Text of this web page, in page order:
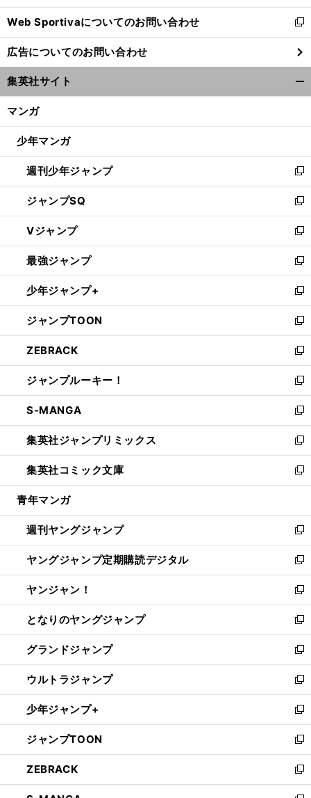
開
く
Web Sportivaについてのお問い合わせ
新
し
い
ウ
ィ
ン
ウ
開
く
広告についてのお問い合わせ
集英社サイト
マンガ
少年マンガ
週刊少年ジャンプ
新
し
い
ウ
ィ
ン
ド
ウ
で
開
く
ジャンプSQ
新
し
い
ウ
ィ
ン
ド
ウ
で
開
く
Vジャンプ
新
し
い
ウ
ィ
ン
ド
ウ
で
開
く
最強ジャンプ
新
し
い
ウ
ィ
ン
ド
ウ
で
開
く
少年ジャンプ+
新
し
い
ウ
ィ
ン
ド
ウ
で
開
く
ジャンプTOON
新
し
い
ウ
ィ
ン
ド
ウ
で
開
く
ZEBRACK
新
し
い
ウ
ィ
ン
ド
ウ
で
開
ジャンプルーキー！
新
し
い
ウ
ィ
ン
ド
ウ
開
く
S-MANGA
新
し
い
ウ
ィ
ン
ウ
で
開
く
集英社ジャンプリミックス
新
し
い
ウ
ン
ド
ウ
で
開
く
集英社コミック文庫
新
し
ウ
ィ
ン
ド
ウ
で
開
く
青年マンガ
週刊ヤングジャンプ
新
し
い
ウ
ィ
ン
ド
ウ
で
開
く
ヤングジャンプ定期購読デジタル
新
し
い
ウ
ィ
ン
ド
ウ
で
開
く
ヤンジャン！
新
し
い
ウ
ィ
ン
ド
ウ
で
開
く
となりのヤングジャンプ
新
し
い
ウ
ィ
ン
ド
ウ
で
開
く
グランドジャンプ
新
し
い
ウ
ィ
ン
ド
ウ
で
開
ウルトラジャンプ
新
し
い
ウ
ィ
ン
ド
ウ
少年ジャンプ+
新
し
い
ウ
ィ
ン
ジャンプTOON
新
し
い
ウ
ZEBRACK
新
し